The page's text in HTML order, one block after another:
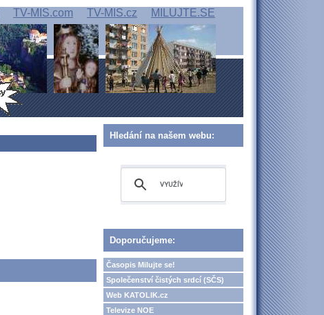
TV-MIS.com TV-MIS.cz MILUJTE.SE
Hledání na našem webu:
Doporučujeme:
Časopis Milujte se!
Společenství čistých srdcí (SČS)
Web KATOLIK.cz
Televize NOE